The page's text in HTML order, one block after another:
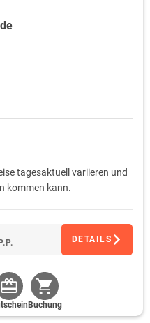
tagesaktuell variieren und
kommen kann.
DETAILS
Buchung